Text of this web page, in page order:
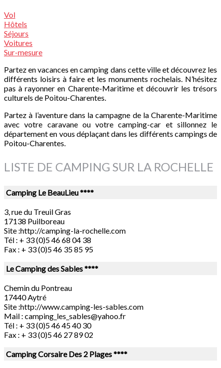
Vol
Hôtels
Séjours
Voitures
Sur-mesure
Partez en vacances en camping dans cette ville et découvrez les
différents loisirs à faire et les monuments rochelais. N’hésitez
pas à rayonner en Charente-Maritime et découvrir les trésors
culturels de Poitou-Charentes.
Partez à l’aventure dans la campagne de la Charente-Maritime
avec votre caravane ou votre camping-car et sillonnez le
département en vous déplaçant dans les différents campings de
Poitou-Charentes.
LISTE DE CAMPING SUR LA ROCHELLE
Camping Le BeauLieu ****
3, rue du Treuil Gras
17138 Puilboreau
Site :http://camping-la-rochelle.com
Tél : + 33 (0)5 46 68 04 38
Fax : + 33 (0)5 46 35 85 95
Le Camping des Sables ****
Chemin du Pontreau
17440 Aytré
Site :http://www.camping-les-sables.com
Mail : camping_les_sables@yahoo.fr
Tél : + 33 (0)5 46 45 40 30
Fax : + 33 (0)5 46 27 89 02
Camping Corsaire Des 2 Plages ****